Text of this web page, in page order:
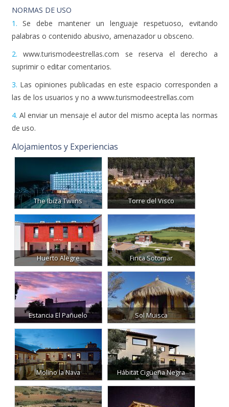
NORMAS DE USO
1. Se debe mantener un lenguaje respetuoso, evitando
palabras o contenido abusivo, amenazador u obsceno.
2. www.turismodeestrellas.com se reserva el derecho a
suprimir o editar comentarios.
3. Las opiniones publicadas en este espacio corresponden a
las de los usuarios y no a www.turismodeestrellas.com
4. Al enviar un mensaje el autor del mismo acepta las normas
de uso.
Alojamientos y Experiencias
The Ibiza Twiins Torre del Visco
Huerto Alegre Finca Sotomar
Estancia El Pañuelo Sol Muisca
Molino la Nava Hábitat Cigüeña Negra